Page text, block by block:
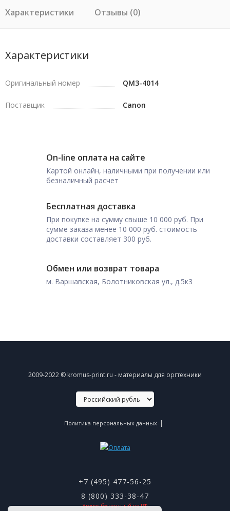
Характеристики Отзывы (0)
Характеристики
Оригинальный номер QM3-4014
Поставщик Canon
On-line оплата на сайте
Картой онлайн, наличными при получении или
безналичный расчет
Бесплатная доставка
При покупке на сумму свыше 10 000 руб. При
сумме заказа менее 10 000 руб. стоимость
доставки составляет 300 руб.
Обмен или возврат товара
м. Варшавская, Болотниковская ул., д.5к3
2009-2022 © kromus-print.ru - материалы для оргтехники
Политика персональных данных |
+7 (495) 477-56-25
8 (800) 333-38-47
Звонок бесплатный по РФ